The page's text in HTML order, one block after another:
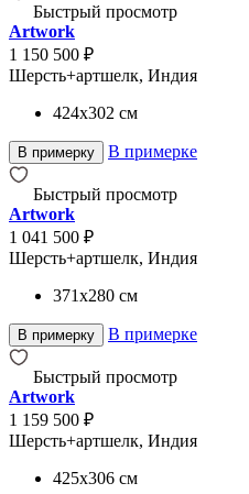
Быстрый просмотр
Artwork
1 150 500 ₽
Шерсть+артшелк, Индия
424x302 см
В примерку В примерке
Быстрый просмотр
Artwork
1 041 500 ₽
Шерсть+артшелк, Индия
371x280 см
В примерку В примерке
Быстрый просмотр
Artwork
1 159 500 ₽
Шерсть+артшелк, Индия
425x306 см